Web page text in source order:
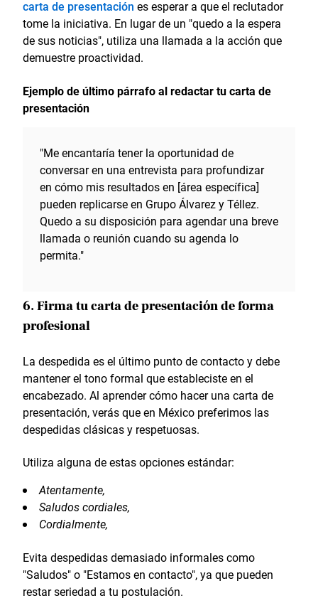
carta de presentación es esperar a que el reclutador
tome la iniciativa. En lugar de un "quedo a la espera
de sus noticias", utiliza una llamada a la acción que
demuestre proactividad.
Ejemplo de último párrafo al redactar tu carta de
presentación
"Me encantaría tener la oportunidad de
conversar en una entrevista para profundizar
en cómo mis resultados en [área específica]
pueden replicarse en Grupo Álvarez y Téllez.
Quedo a su disposición para agendar una breve
llamada o reunión cuando su agenda lo
permita."
6. Firma tu carta de presentación de forma
profesional
La despedida es el último punto de contacto y debe
mantener el tono formal que estableciste en el
encabezado. Al aprender cómo hacer una carta de
presentación, verás que en México preferimos las
despedidas clásicas y respetuosas.
Utiliza alguna de estas opciones estándar:
Atentamente,
Saludos cordiales,
Cordialmente,
Evita despedidas demasiado informales como
"Saludos" o "Estamos en contacto", ya que pueden
restar seriedad a tu postulación.